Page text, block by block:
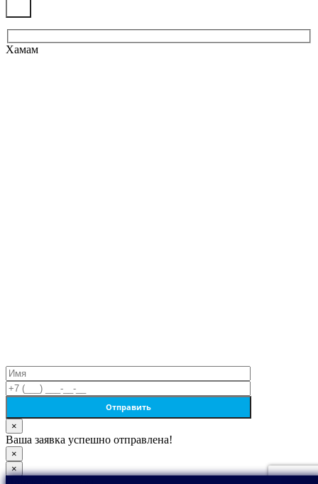
Хамам
×
Ваша заявка успешно отправлена!
×
×